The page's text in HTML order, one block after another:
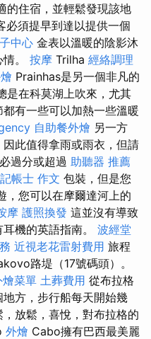
的住宿，並輕鬆發現該地
必須提早到達以提供一個
中心 金表以溫暖的陰影沐
。 按摩 Trilha 經絡調理
Prainhas是另一個非凡的
是在科莫湖上吹來，尤其
有一些可以加熱一些溫暖
自助餐外燴 另一方
此值得拿雨或雨衣，但請
過分或超過 助聽器 推薦
記帳士 作文 包裝，但是您
，您可以在摩爾達河上的
摩 護照換發 這並沒有導致
機的英語指南。 波經堂
近視老花雷射費用 旅程
路堤（17號碼頭）。
菜單 土葬費用 從布拉格
方，步行船每天開始幾
放鬆，喜悅，對布拉格的
外燴 Cabo擁有巴西最美麗